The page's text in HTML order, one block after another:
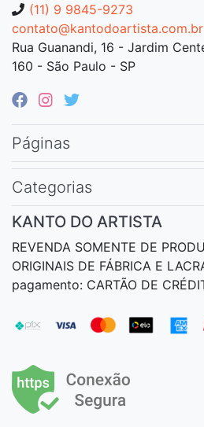
(11) 9 9845-9273
contato@kantodoartista.com.br
Rua Guanandi, 16 - Jardim
160 - São Paulo - SP
Páginas
Categorias
KANTO DO ARTISTA
REVENDA SOMENTE DE
ORIGINAIS DE FÁBRICA E
pagamento: CARTÃO DE